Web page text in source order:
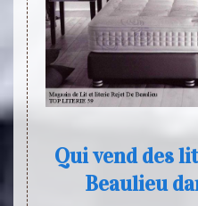
Qui vend des
Beaulieu